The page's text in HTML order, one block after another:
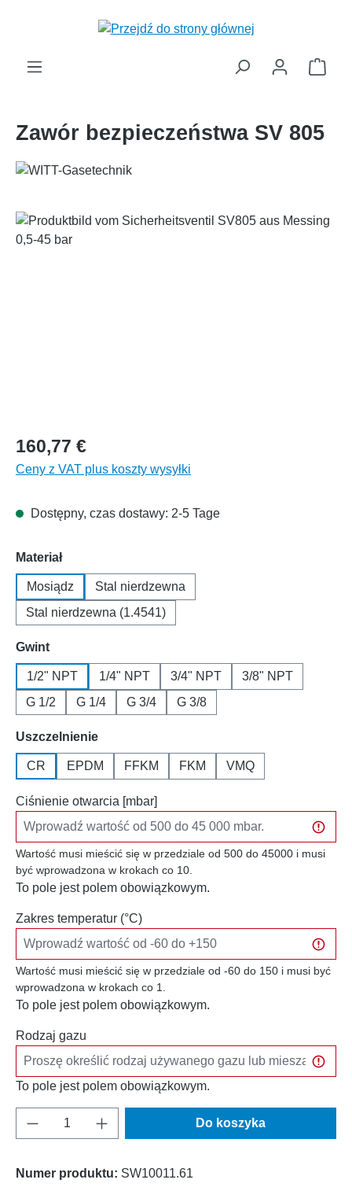
Zawór bezpieczeństwa SV 805
Pomiń galerię zdjęć
160,77 €
Ceny z VAT plus koszty wysyłki
Dostępny, czas dostawy: 2-5 Tage
Wybierz
Materiał
Mosiądz
Stal nierdzewna
Stal nierdzewna (1.4541)
Wybierz
Gwint
1/2" NPT 1/4" NPT 3/4" NPT
3/8" NPT
G 1/2
G 1/4 G 3/4 G 3/8
Wybierz
Uszczelnienie
CR EPDM FFKM FKM VMQ
Ciśnienie otwarcia [mbar]
Wartość musi mieścić się w przedziale od 500 do 45000 i musi
być wprowadzona w krokach co 10.
To pole jest polem obowiązkowym.
Zakres temperatur (°C)
Wartość musi mieścić się w przedziale od -60 do 150 i musi być
wprowadzona w krokach co 1.
To pole jest polem obowiązkowym.
Rodzaj gazu
To pole jest polem obowiązkowym.
Ilość produktu: Wprowadź żądaną ilość
Do koszyka
Numer produktu: SW10011.61